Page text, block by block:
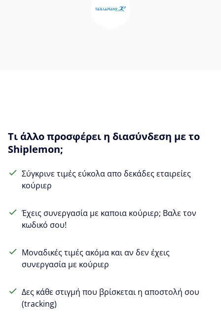
Τι άλλο προσφέρει η διασύνδεση με το
Shiplemon;
Σύγκρινε τιμές εύκολα απο δεκάδες εταιρείες
κούριερ
Έχεις συνεργασία με καποια κούριερ; Βαλε τον
κωδικό σου!
Μοναδικές τιμές ακόμα και αν δεν έχεις
συνεργασία με κούριερ
Δες κάθε στιγμή που βρίσκεται η αποστολή σου
(tracking)